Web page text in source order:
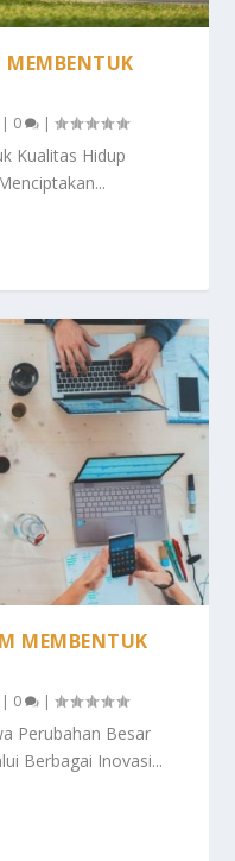
| 0 |
Kualitas Hidup
MEMBENTUK
| 0 |
Perubahan Besar
Berbagai Inovasi...